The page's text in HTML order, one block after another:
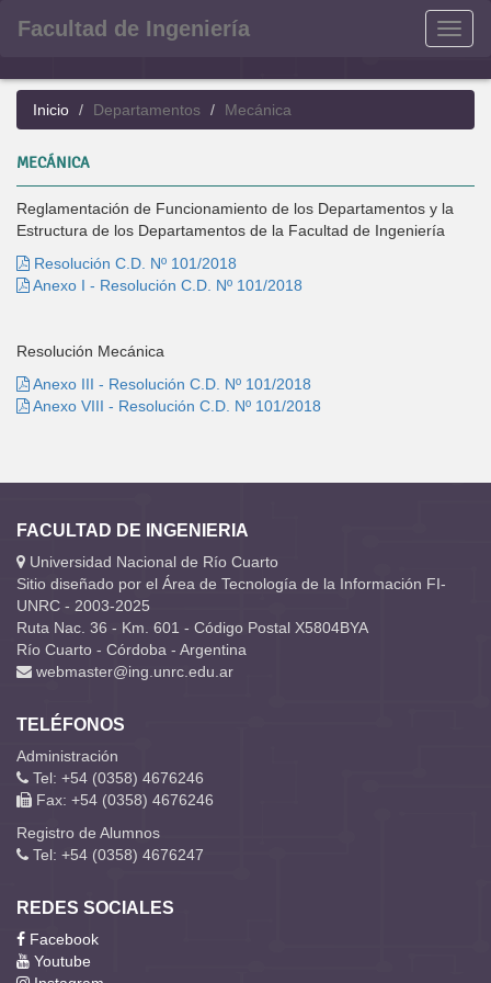
Menu
Facultad de Ingeniería
Inicio Departamentos Mecánica
MECÁNICA
Reglamentación de Funcionamiento de los Departamentos y la
Estructura de los Departamentos de la Facultad de Ingeniería
Resolución C.D. Nº 101/2018
Anexo I - Resolución C.D. Nº 101/2018
Resolución Mecánica
Anexo III - Resolución C.D. Nº 101/2018
Anexo VIII - Resolución C.D. Nº 101/2018
FACULTAD DE INGENIERIA
Universidad Nacional de Río Cuarto
Sitio diseñado por el Área de Tecnología de la Información FI-
UNRC - 2003-2025
Ruta Nac. 36 - Km. 601 - Código Postal X5804BYA
Río Cuarto - Córdoba - Argentina
webmaster@ing.unrc.edu.ar
TELÉFONOS
Administración
Tel: +54 (0358) 4676246
Fax: +54 (0358) 4676246
Registro de Alumnos
Tel: +54 (0358) 4676247
REDES SOCIALES
Facebook
Youtube